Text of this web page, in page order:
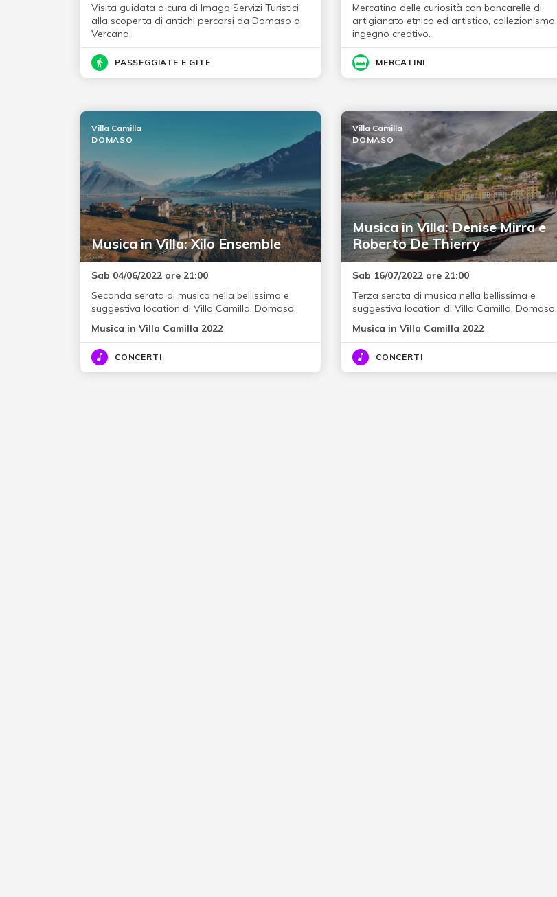
Visita guidata a cura di Imago Servizi Turistici
alla scoperta di antichi percorsi da Domaso a
Vercana.
PASSEGGIATE E GITE
Mercatino delle curiosità con bancarelle di
artigianato etnico ed artistico, collezionismo,
ingegno creativo.
MERCATINI
Musica in Villa: Xilo Ensemble
Villa Camilla
DOMASO
Sab 04/06/2022 ore 21:00
Seconda serata di musica nella bellissima e
suggestiva location di Villa Camilla, Domaso.
Musica in Villa Camilla 2022
CONCERTI
Musica in Villa: Denise Mirra e
Roberto De Thierry
Villa Camilla
DOMASO
Sab 16/07/2022 ore 21:00
Terza serata di musica nella bellissima e
suggestiva location di Villa Camilla, Domaso.
Musica in Villa Camilla 2022
CONCERTI